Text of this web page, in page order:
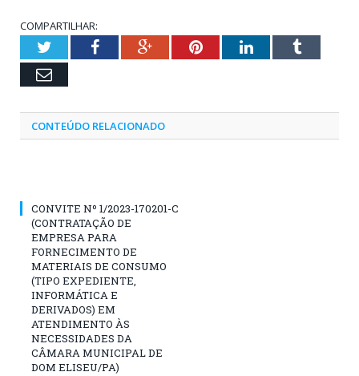
COMPARTILHAR:
TwitterFacebookGoogle+PinterestLinkedInTumblr
Email
CONTEÚDO RELACIONADO
CONVITE Nº 1/2023-170201-C
(CONTRATAÇÃO DE
EMPRESA PARA
FORNECIMENTO DE
MATERIAIS DE CONSUMO
(TIPO EXPEDIENTE,
INFORMÁTICA E
DERIVADOS) EM
ATENDIMENTO ÀS
NECESSIDADES DA
CÂMARA MUNICIPAL DE
DOM ELISEU/PA)